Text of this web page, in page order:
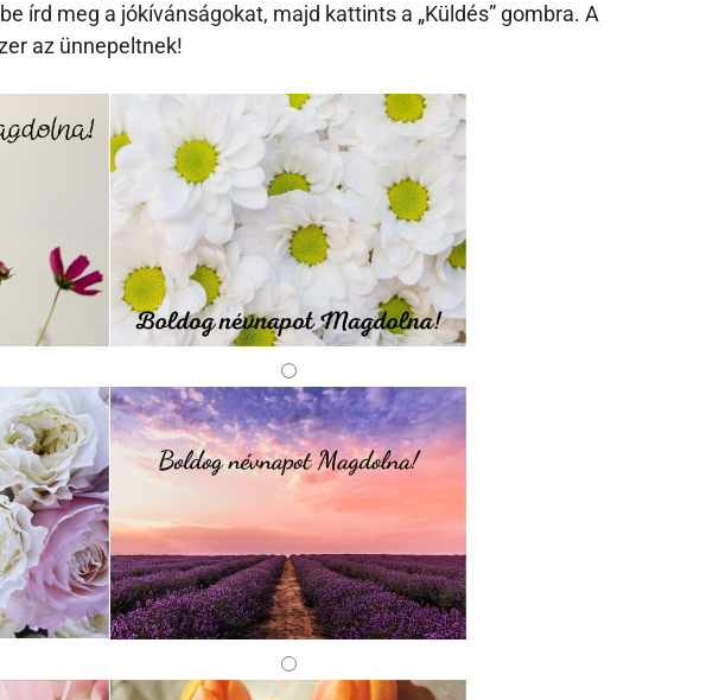
írd meg a jókívánságokat, majd kattints a „Küldés” gombra. A
az ünnepeltnek!